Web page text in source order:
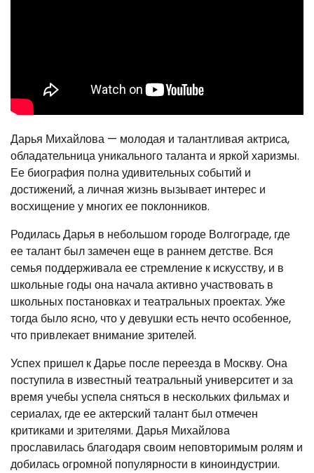
Дарья Михайлова — молодая и талантливая актриса,
обладательница уникального таланта и яркой харизмы.
Ее биография полна удивительных событий и
достижений, а личная жизнь вызывает интерес и
восхищение у многих ее поклонников.
Родилась Дарья в небольшом городе Волгограде, где
ее талант был замечен еще в раннем детстве. Вся
семья поддерживала ее стремление к искусству, и в
школьные годы она начала активно участвовать в
школьных постановках и театральных проектах. Уже
тогда было ясно, что у девушки есть нечто особенное,
что привлекает внимание зрителей.
Успех пришел к Дарье после переезда в Москву. Она
поступила в известный театральный университет и за
время учебы успела сняться в нескольких фильмах и
сериалах, где ее актерский талант был отмечен
критиками и зрителями. Дарья Михайлова
прославилась благодаря своим неповторимым ролям и
добилась огромной популярности в киноиндустрии.